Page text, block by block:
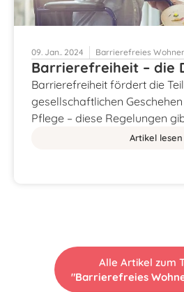
09. Jan.. 2024 Barrierefreies
Barrierefreiheit – die
Barrierefreiheit fördert die
gesellschaftlichen
Pflege – diese Regelungen
Artikel lesen
Alle Artikel zum
"Barrierefreies